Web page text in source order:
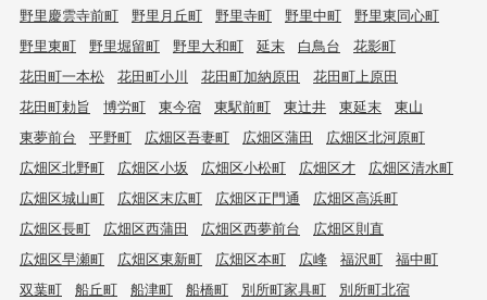
野里慶雲寺前町
野里月丘町 野里寺町 野里中町
野里東同心町
野里東町
野里堀留町 野里大和町 延末 白鳥台
花影町
花田町一本松
花田町小川 花田町加納原田
花田町上原田
花田町勅旨
博労町 東今宿 東駅前町 東辻井 東延末
東山
東夢前台
平野町 広畑区吾妻町 広畑区蒲田
広畑区北河原町
広畑区北野町
広畑区小坂 広畑区小松町 広畑区才
広畑区清水町
広畑区城山町
広畑区末広町 広畑区正門通
広畑区高浜町
広畑区長町
広畑区西蒲田 広畑区西夢前台
広畑区則直
広畑区早瀬町
広畑区東新町 広畑区本町 広峰 福沢町
福中町
双葉町
船丘町 船津町 船橋町 別所町家具町
別所町北宿